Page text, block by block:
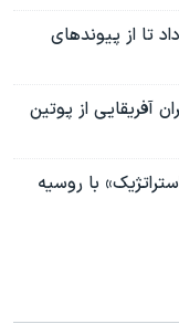
تا از پیوندهای
آفریقایی از پوتین
با روسیه